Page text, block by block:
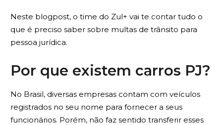
Neste blogpost, o time do Zul+ vai te contar tudo o
que é preciso saber sobre multas de trânsito para
pessoa jurídica.
Por que existem carros PJ?
No Brasil, diversas empresas contam com veículos
registrados no seu nome para fornecer a seus
funcionários. Porém, não faz sentido transferir esses